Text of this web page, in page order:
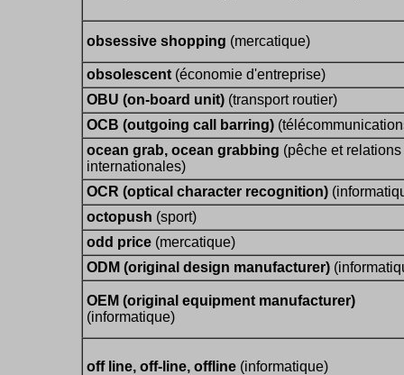
obsessive shopping (mercatique)
obsolescent (économie d'entreprise)
OBU (on-board unit) (transport routier)
OCB (outgoing call barring)
ocean grab, ocean grabbing (pêche et relations
internationales)
OCR (optical character recognition)
octopush (sport)
odd price (mercatique)
ODM (original design manufacturer)
OEM (original equipment manufacturer)
(informatique)
off line, off-line, offline (informatique)